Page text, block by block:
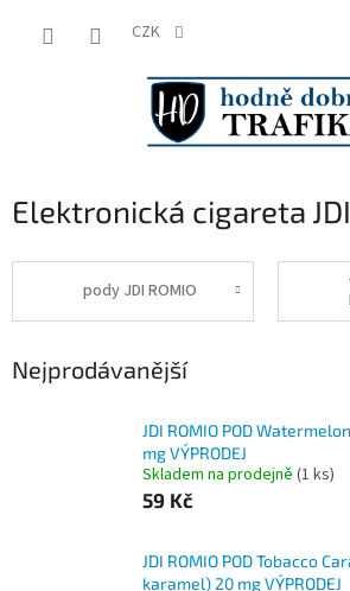
CZK
Elektronická cigareta
pody JDI ROMIO
Nejprodávanější
JDI ROMIO POD
mg VÝPRODEJ
Skladem na prodejně (1 ks)
59 Kč
JDI ROMIO POD Tobacco
karamel) 20 mg VÝPRODEJ